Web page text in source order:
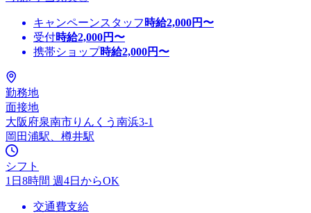
キャンペーンスタッフ 時給2,000円〜
受付時給2,000円〜
携帯ショップ時給2,000円〜
勤務地
面接地
大阪府泉南市りんくう南浜3-1
岡田浦駅、樽井駅
シフト
1日8時間 週4日からOK
交通費支給